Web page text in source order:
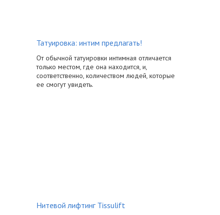
Татуировка: интим предлагать!
От обычной татуировки интимная отличается
только местом, где она находится, и,
соответственно, количеством людей, которые
ее смогут увидеть.
Нитевой лифтинг Tissulift